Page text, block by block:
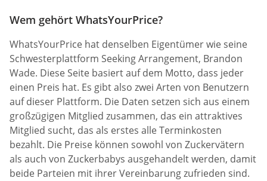
Wem gehört WhatsYourPrice?
WhatsYourPrice hat denselben Eigentümer wie seine
Schwesterplattform Seeking Arrangement, Brandon
Wade. Diese Seite basiert auf dem Motto, dass jeder
einen Preis hat. Es gibt also zwei Arten von Benutzern
auf dieser Plattform. Die Daten setzen sich aus einem
großzügigen Mitglied zusammen, das ein attraktives
Mitglied sucht, das als erstes alle Terminkosten
bezahlt. Die Preise können sowohl von Zuckervätern
als auch von Zuckerbabys ausgehandelt werden, damit
beide Parteien mit ihrer Vereinbarung zufrieden sind.